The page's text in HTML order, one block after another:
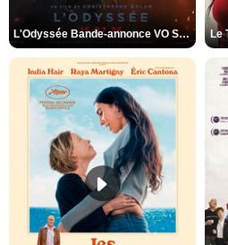
L'Odyssée Bande-annonce VO STFR Le